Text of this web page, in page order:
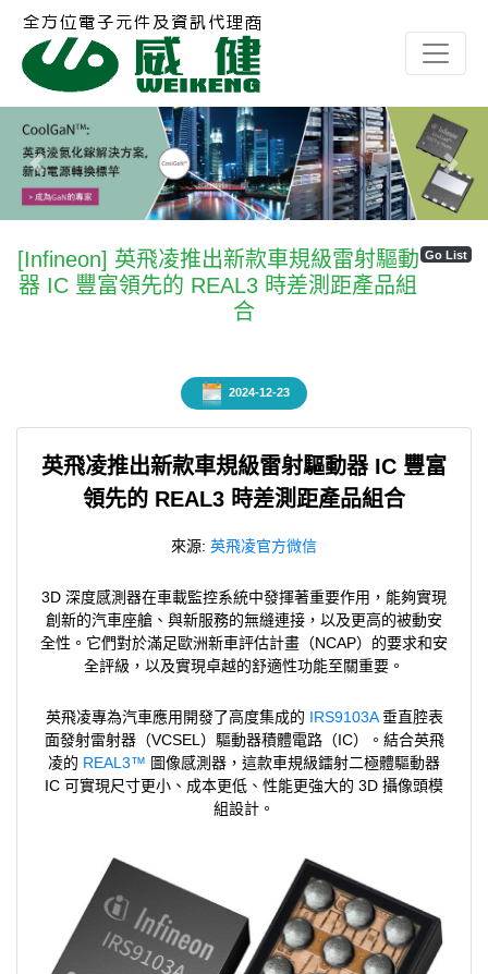
Previous Next
Go List
[Infineon] 英飛凌推出新款車規級雷射驅動
器 IC 豐富領先的 REAL3 時差測距產品組
合
2024-12-23
英飛凌推出新款車規級雷射驅動器 IC 豐富
領先的 REAL3 時差測距產品組合
來源: 英飛凌官方微信
3D 深度感測器在車載監控系統中發揮著重要作用，能夠實現
創新的汽車座艙、與新服務的無縫連接，以及更高的被動安
全性。它們對於滿足歐洲新車評估計畫（NCAP）的要求和安
全評級，以及實現卓越的舒適性功能至關重要。
英飛凌專為汽車應用開發了高度集成的 IRS9103A垂直腔表
面發射雷射器（VCSEL）驅動器積體電路（IC）。結合英飛
凌的 REAL3™ 圖像感測器，這款車規級鐳射二極體驅動器
IC 可實現尺寸更小、成本更低、性能更強大的 3D 攝像頭模
組設計。